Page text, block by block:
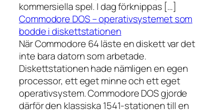
kommersiella spel. I dag förknippas […]
Commodore DOS – operativsystemet som
bodde i diskettstationen
När Commodore 64 läste en diskett var det
inte bara datorn som arbetade.
Diskettstationen hade nämligen en egen
processor, ett eget minne och ett eget
operativsystem. Commodore DOS gjorde
därför den klassiska 1541-stationen till en